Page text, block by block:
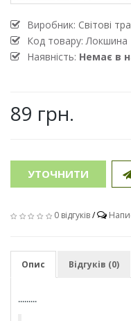
Виробник: Світові
Код товару:Локшина
Наявність: Немає в
89 грн.
УТОЧНИТИ
0 відгуків/
Опис Відгуків (0)
.........